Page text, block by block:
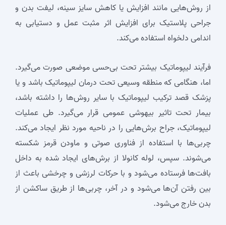
از روش‌هایی مانند افزایش یا کاهش سایز سینه، لیفت بدن و
جراحی پلاستیک برای افزایش اثر مثبت عمل و دستیابی به
اندامی دلخواه استفاده می‌کند.
فرآیند لیپوماتیک بیشتر تحت بی‌حسی موضعی صورت می‌گیرد.
اما، هنگامی که منطقه وسیعی تحت درمان لیپوماتیک باشد و یا
پزشک قصد ترکیب لیپوماتیک با سایر روش‌ها را داشته باشد،
بیمار تحت تاثیر بیهوشی عمومی قرار می‌گیرد. طی عملیات
لیپوماتیک، جراح برش‌هایی را در ناحیه مورد نظر ایجاد می‌کند.
چربی‌ها با استفاده از فناوری صوتی و ماودن قرمز شکسته
می‌شوند. سپس، لوله کانولا از برش‌های ایجاد شده به داخل
بافت‌ها فرستاده می‌شود و با حرکات لرزشی و چرخشی باعث از
بین رفتن آن‌ها می‌شود و در آخر، چربی‌ها از طریق ساکشن از
بدن خارج می‌شود.